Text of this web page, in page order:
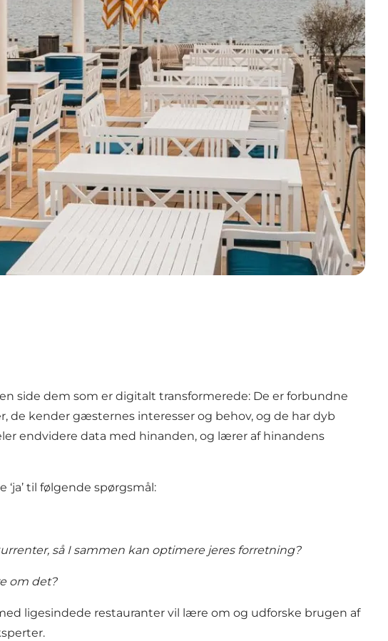
side dem som er digitalt transformerede: De er forbundne
kender gæsternes interesser og behov, og de har dyb
endvidere data med hinanden, og lærer af hinandens
til følgende spørgsmål:
så I sammen kan optimere jeres forretning?
om det?
ligesindede restauranter vil lære om og udforske brugen af